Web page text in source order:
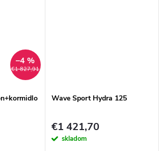
€1 827,91
–4 %
Wave Sport Hydra 125
€1 421,70
skladom